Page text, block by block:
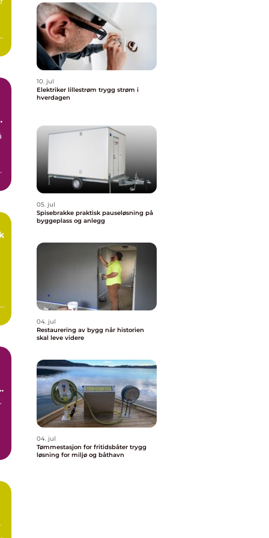
10. jul
Elektriker lillestrøm trygg strøm i
hverdagen
05. jul
Spisebrakke praktisk pauseløsning på
byggeplass og anlegg
04. jul
Restaurering av bygg når historien
skal leve videre
04. jul
Tømmestasjon for fritidsbåter trygg
løsning for miljø og båthavn